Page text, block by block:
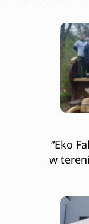
“Eko
w